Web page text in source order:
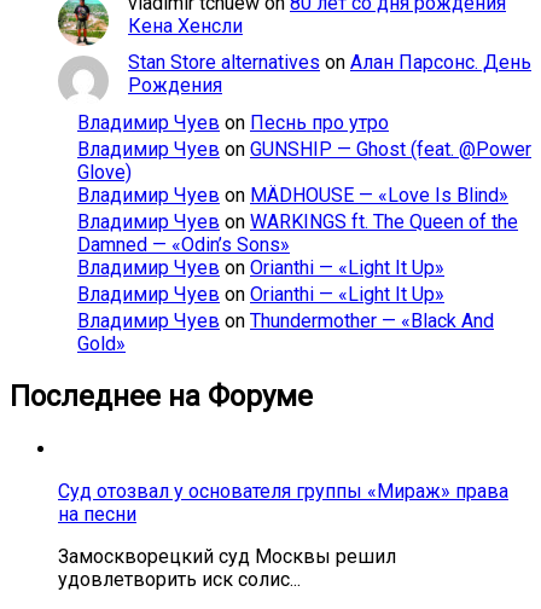
Кена Хенсли
Stan Store alternatives on Алан Парсонс. День
Рождения
Владимир Чуев on Песнь про утро
Владимир Чуев on GUNSHIP — Ghost (feat. @Power
Glove)
Владимир Чуев on MÄDHOUSE — «Love Is Blind»
Владимир Чуев on WARKINGS ft. The Queen of the
Damned — «Odin’s Sons»
Владимир Чуев on Orianthi — «Light It Up»
Владимир Чуев on Orianthi — «Light It Up»
Владимир Чуев on Thundermother — «Black And
Gold»
Последнее на Форуме
Суд отозвал у основателя группы «Мираж» права
на песни
Замоскворецкий суд Москвы решил
удовлетворить иск солис...